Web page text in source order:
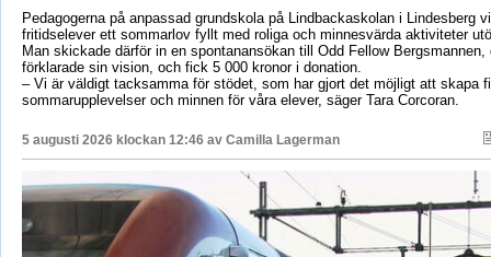
Pedagogerna på anpassad grundskola på Lindbackaskolan i Lindesberg
fritidselever ett sommarlov fyllt med roliga och minnesvärda aktiviteter
Man skickade därför in en spontanansökan till Odd Fellow Bergsmannen,
förklarade sin vision, och fick 5 000 kronor i donation.
– Vi är väldigt tacksamma för stödet, som har gjort det möjligt att skapa
sommarupplevelser och minnen för våra elever, säger Tara Corcoran.
5 augusti 2026 klockan 12:46 av Camilla Lagerman